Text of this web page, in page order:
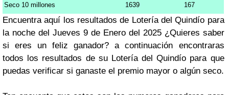
Seco 10 millones 1639 167
Encuentra aquí los resultados de Lotería del Quindío para
la noche del Jueves 9 de Enero del 2025 ¿Quieres saber
si eres un feliz ganador? a continuación encontraras
todos los resultados de su Lotería del Quindío para que
puedas verificar si ganaste el premio mayor o algún seco.